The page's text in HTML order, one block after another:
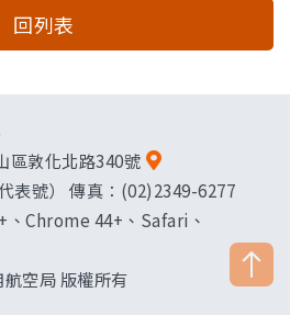
回列表
區敦化北路340號
表號） 傳真：(02)2349-6277
Chrome 44+、Safari、
空局 版權所有